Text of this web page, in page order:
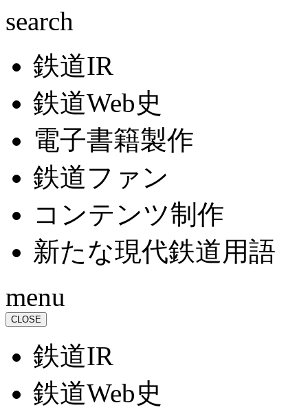
search
鉄道IR
鉄道Web史
電子書籍製作
鉄道ファン
コンテンツ制作
新たな現代鉄道用語
menu
CLOSE
鉄道IR
鉄道Web史